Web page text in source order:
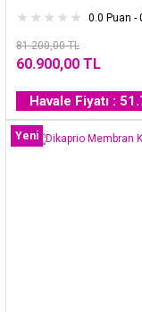
0.0 Puan -
81.200,00 TL
60.900,00 TL
Havale Fiyatı :
Yeni